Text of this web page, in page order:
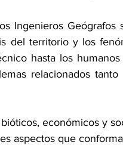
Ingenieros Geógrafos
del territorio y los
hasta los
relacionados
económicos y
aspectos que